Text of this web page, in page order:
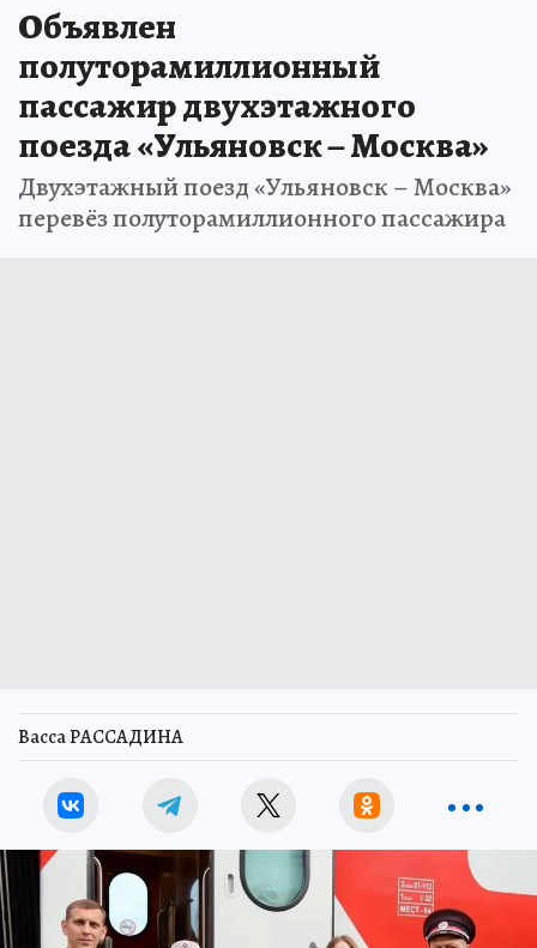
Объявлен
полуторамиллионный
пассажир двухэтажного
поезда «Ульяновск – Москва»
Двухэтажный поезд «Ульяновск – Москва»
перевёз полуторамиллионного пассажира
Васса РАССАДИНА